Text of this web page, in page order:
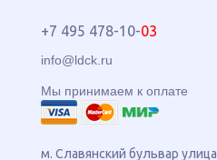
+7 495 478-10-03
info@ldck.ru
Мы принимаем к оплате
м. Славянский бульвар улица